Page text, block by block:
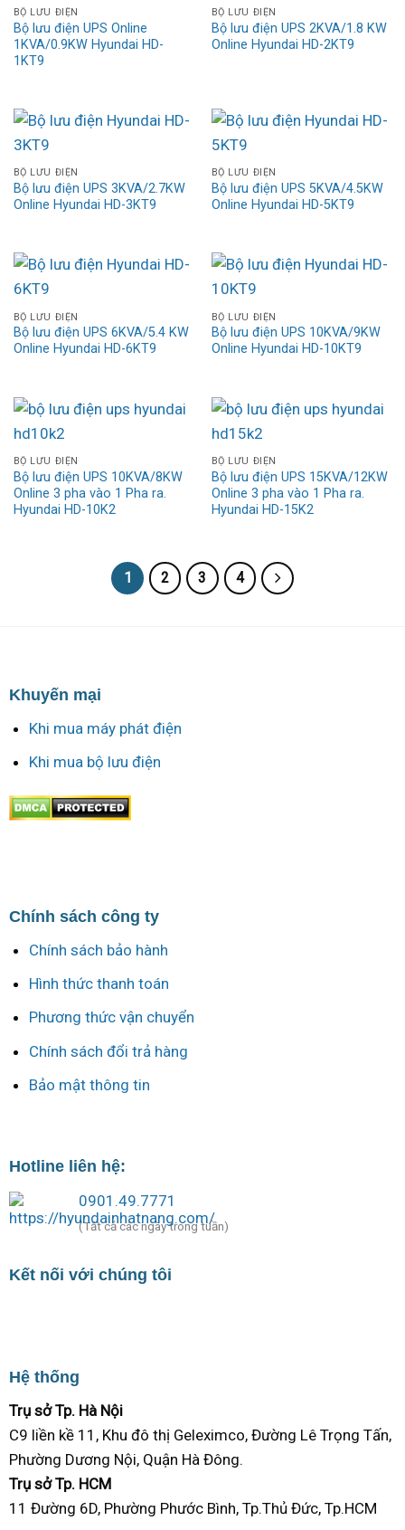
BỘ LƯU ĐIỆN
Bộ lưu điện UPS Online
1KVA/0.9KW Hyundai HD-
1KT9
BỘ LƯU ĐIỆN
Bộ lưu điện UPS 2KVA/1.8 KW
Online Hyundai HD-2KT9
BỘ LƯU ĐIỆN
Bộ lưu điện UPS 3KVA/2.7KW
Online Hyundai HD-3KT9
BỘ LƯU ĐIỆN
Bộ lưu điện UPS 5KVA/4.5KW
Online Hyundai HD-5KT9
BỘ LƯU ĐIỆN
Bộ lưu điện UPS 6KVA/5.4 KW
Online Hyundai HD-6KT9
BỘ LƯU ĐIỆN
Bộ lưu điện UPS 10KVA/9KW
Online Hyundai HD-10KT9
BỘ LƯU ĐIỆN
Bộ lưu điện UPS 10KVA/8KW
Online 3 pha vào 1 Pha ra.
Hyundai HD-10K2
BỘ LƯU ĐIỆN
Bộ lưu điện UPS 15KVA/12KW
Online 3 pha vào 1 Pha ra.
Hyundai HD-15K2
1 2 3 4
Khuyến mại
Khi mua máy phát điện
Khi mua bộ lưu điện
Chính sách công ty
Chính sách bảo hành
Hình thức thanh toán
Phương thức vận chuyển
Chính sách đổi trả hàng
Bảo mật thông tin
Hotline liên hệ:
0901.49.7771
(Tất cả các ngày trong tuần)
Kết nối với chúng tôi
Hệ thống
Trụ sở Tp. Hà Nội
C9 liền kề 11, Khu đô thị Geleximco, Đường Lê Trọng Tấn,
Phường Dương Nội, Quận Hà Đông.
Trụ sở Tp. HCM
11 Đường 6D, Phường Phước Bình, Tp.Thủ Đức, Tp.HCM